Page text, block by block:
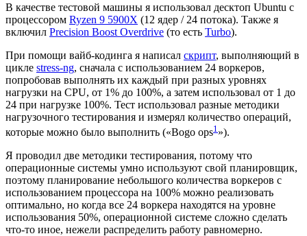
В качестве тестовой машины я использовал десктоп Ubuntu с
процессором Ryzen 9 5900X (12 ядер / 24 потока). Также я
включил Precision Boost Overdrive (то есть Turbo).
При помощи вайб-кодинга я написал скрипт, выполняющий в
цикле stress-ng, сначала с использованием 24 воркеров,
попробовав выполнять их каждый при разных уровнях
нагрузки на CPU, от 1% до 100%, а затем использовал от 1 до
24 при нагрузке 100%. Тест использовал разные методики
нагрузочного тестирования и измерял количество операций,
которые можно было выполнить («Bogo ops1 »).
Я проводил две методики тестирования, потому что
операционные системы умно используют свой планировщик,
поэтому планирование небольшого количества воркеров с
использованием процессора на 100% можно реализовать
оптимально, но когда все 24 воркера находятся на уровне
использования 50%, операционной системе сложно сделать
что-то иное, нежели распределить работу равномерно.